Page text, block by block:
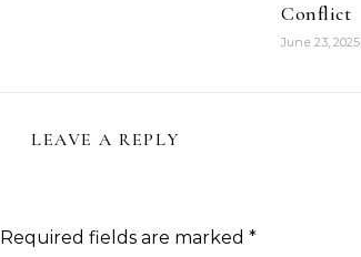
Conflict
June 23, 2025
LEAVE A REPLY
Required fields are marked *